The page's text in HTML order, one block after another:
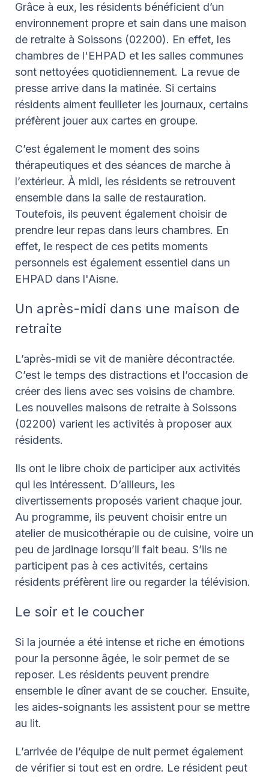
Grâce à eux, les résidents bénéficient d’un
environnement propre et sain dans une maison
de retraite à Soissons (02200). En effet, les
chambres de l'EHPAD et les salles communes
sont nettoyées quotidiennement. La revue de
presse arrive dans la matinée. Si certains
résidents aiment feuilleter les journaux, certains
préfèrent jouer aux cartes en groupe.
C’est également le moment des soins
thérapeutiques et des séances de marche à
l’extérieur. À midi, les résidents se retrouvent
ensemble dans la salle de restauration.
Toutefois, ils peuvent également choisir de
prendre leur repas dans leurs chambres. En
effet, le respect de ces petits moments
personnels est également essentiel dans un
EHPAD dans l'Aisne.
Un après-midi dans une maison de
retraite
L’après-midi se vit de manière décontractée.
C’est le temps des distractions et l’occasion de
créer des liens avec ses voisins de chambre.
Les nouvelles maisons de retraite à Soissons
(02200) varient les activités à proposer aux
résidents.
Ils ont le libre choix de participer aux activités
qui les intéressent. D’ailleurs, les
divertissements proposés varient chaque jour.
Au programme, ils peuvent choisir entre un
atelier de musicothérapie ou de cuisine, voire un
peu de jardinage lorsqu’il fait beau. S’ils ne
participent pas à ces activités, certains
résidents préfèrent lire ou regarder la télévision.
Le soir et le coucher
Si la journée a été intense et riche en émotions
pour la personne âgée, le soir permet de se
reposer. Les résidents peuvent prendre
ensemble le dîner avant de se coucher. Ensuite,
les aides-soignants les assistent pour se mettre
au lit.
L’arrivée de l’équipe de nuit permet également
de vérifier si tout est en ordre. Le résident peut